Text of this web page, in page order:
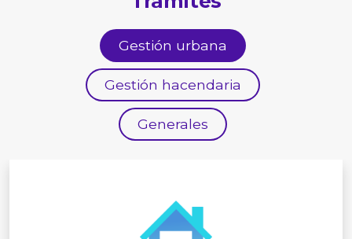
Gestión urbana
Gestión hacendaria
Generales